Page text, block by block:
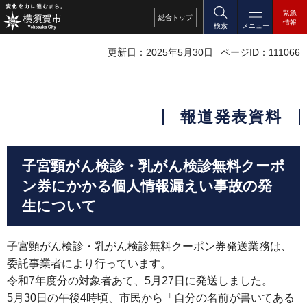
総合 トップ
検索
メニュー
緊急
情報
更新日：2025年5月30日 ページID：111066
報道発表資料
子宮頸がん検診・乳がん検診無料クーポ
ン券にかかる個人情報漏えい事故の発
生について
子宮頸がん検診・乳がん検診無料クーポン券発送業務は、
委託事業者により行っています。
令和7年度分の対象者あて、5月27日に発送しました。
5月30日の午後4時頃、市民から「自分の名前が書いてある